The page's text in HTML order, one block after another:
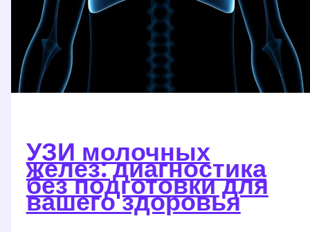
УЗИ молочных
желез: диагностика
без подготовки для
вашего здоровья